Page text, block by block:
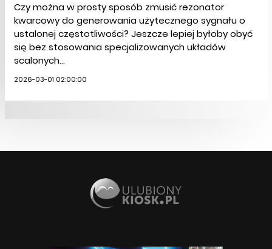
Czy można w prosty sposób zmusić rezonator
kwarcowy do generowania użytecznego sygnału o
ustalonej częstotliwości? Jeszcze lepiej byłoby obyć
się bez stosowania specjalizowanych układów
scalonych...
2026-03-01 02:00:00